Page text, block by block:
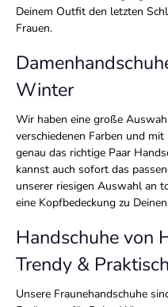
Deinem Outfit den letzten
Frauen.
Winter
Wir haben eine große
verschiedenen Farben und
genau das richtige Paar
kannst auch sofort das
unserer riesigen Auswahl an
eine Kopfbedeckung zu
Handschuhe von
Trendy & Praktisch
Unsere Fraunehandschuhe